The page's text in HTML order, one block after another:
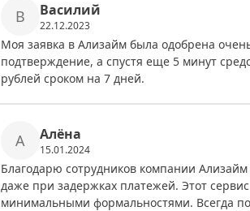
В Василий
22.12.2023
Моя заявка в Ализайм была одобрена
подтверждение, а спустя еще 5 минут
рублей сроком на 7 дней.
А Алёна
15.01.2024
Благодарю сотрудников компании
даже при задержках платежей. Этот
минимальными формальностями. Всегда